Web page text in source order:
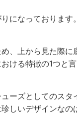
になっております。
、上から見た際に
ける特徴の1つと言
ーズとしてのスタ
しいデザインなの